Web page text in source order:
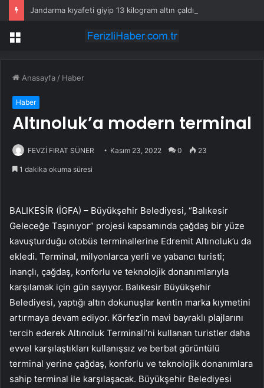
Menü
Anasayfa / Haber
Haber
Altınoluk’a modern terminal
FEVZİ FIRAT SÜNER Kasım 23, 2022 0 23
1 dakika okuma süresi
BALIKESİR (İGFA) – Büyükşehir Belediyesi, “Balıkesir
Geleceğe Taşınıyor” projesi kapsamında çağdaş bir yüze
kavuşturduğu otobüs terminallerine Edremit Altınoluk’u da
ekledi. Terminal, milyonlarca yerli ve yabancı turisti;
inançlı, çağdaş, konforlu ve teknolojik donanımlarıyla
karşılamak için gün sayıyor. Balıkesir Büyükşehir
Belediyesi, yaptığı altın dokunuşlar kentin marka kıymetini
artırmaya devam ediyor. Körfez’in mavi bayraklı plajlarını
tercih ederek Altınoluk Terminali’ni kullanan turistler daha
evvel karşılaştıkları kullanışsız ve berbat görüntülü
terminal yerine çağdaş, konforlu ve teknolojik donanımlara
sahip terminal ile karşılaşacak. Büyükşehir Belediyesi